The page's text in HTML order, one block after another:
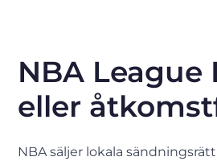
NBA League
eller
NBA säljer lokala